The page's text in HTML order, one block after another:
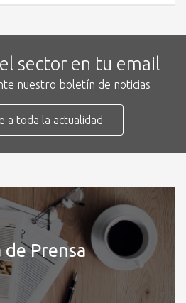
sector en tu email
nuestro boletín de noticias
a toda la actualidad
de Prensa